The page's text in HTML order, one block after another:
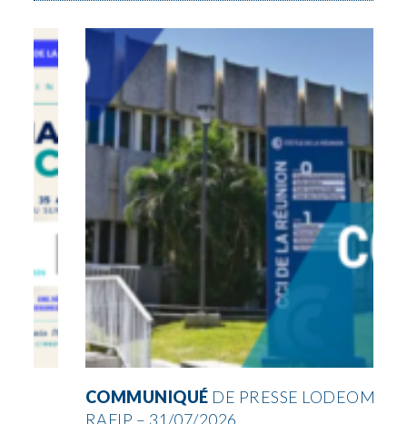
COMMUNIQUÉDE PRESSE LODEOM &
RAFIP – 31/07/2026